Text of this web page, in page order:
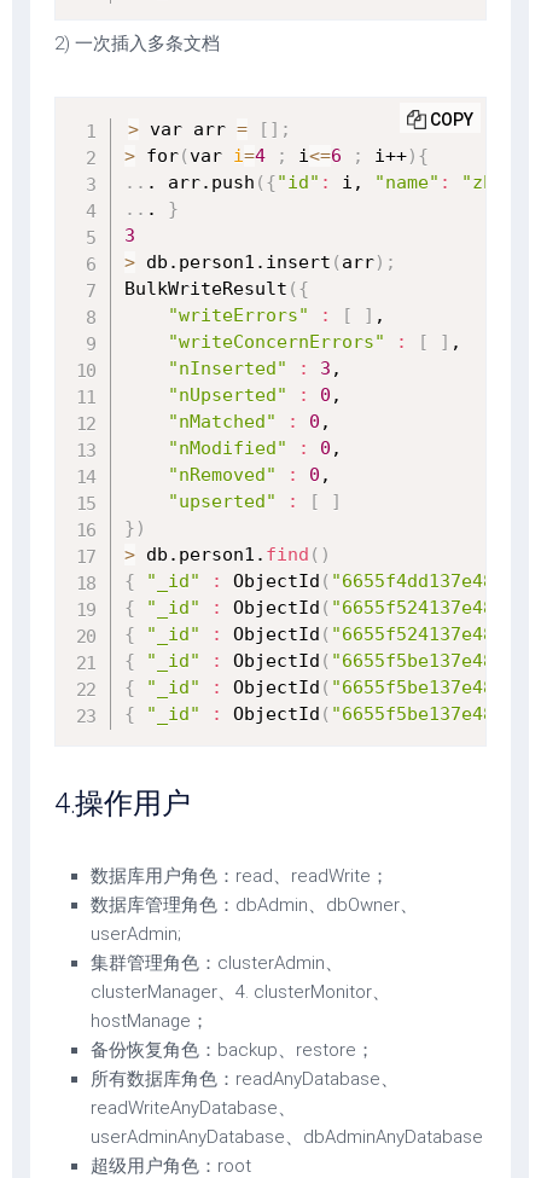
2) 一次插入多条文档
> var arr = [ ] ;
> for(var i=4 ; i<=6 ; i++) {
.. . arr.push ( {"id" : i, "name" : "zhang"
.. . }
3
> db.person1.insert ( arr) ;
BulkWriteResult ( {
"writeErrors"
: [ ] ,
"writeConcernErrors"
: [ ] ,
"nInserted"
: 3 ,
"nUpserted"
: 0 ,
"nMatched"
: 0 ,
"nModified"
: 0 ,
"nRemoved"
: 0 ,
"upserted"
: [
]
} )
> db.person1. find ( )
{
"_id" : ObjectId (
{
"_id" : ObjectId (
{
"_id" : ObjectId (
{
"_id" : ObjectId (
{
"_id" : ObjectId (
{
"_id" : ObjectId (
COPY
4.操作用户
数据库用户角色：read、readWrite；
数据库管理角色：dbAdmin、dbOwner、
userAdmin;
集群管理角色：clusterAdmin、
clusterManager、4. clusterMonitor、
hostManage；
备份恢复角色：backup、restore；
所有数据库角色：readAnyDatabase、
readWriteAnyDatabase、
userAdminAnyDatabase、dbAdminAnyDatabase
超级用户角色：root